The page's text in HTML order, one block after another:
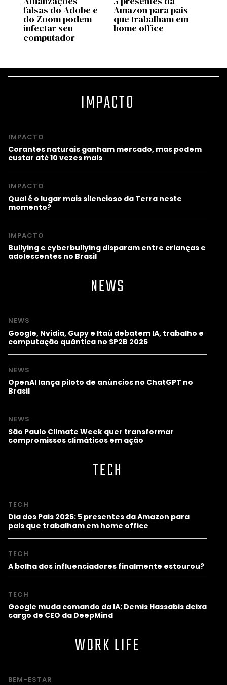
falsas do Adobe e
do Zoom podem
infectar seu
computador
Amazon para pais
que trabalham em
home office
IMPACTO
IMPACTO
Corantes naturais ganham mercado, mas podem
custar até 10 vezes mais
IMPACTO
Qual é o lugar mais silencioso da Terra neste
momento?
IMPACTO
Bullying e cyberbullying disparam entre crianças e
adolescentes no Brasil
NEWS
NEWS
Google, Nvidia, Gupy e Itaú debatem IA, trabalho e
computação quântica no SP2B 2026
NEWS
OpenAI lança piloto de anúncios no ChatGPT no
Brasil
NEWS
São Paulo Climate Week quer transformar
compromissos climáticos em ação
TECH
TECH
Dia dos Pais 2026: 5 presentes da Amazon para
pais que trabalham em home office
TECH
A bolha dos influenciadores finalmente estourou?
TECH
Google muda comando da IA; Demis Hassabis deixa
cargo de CEO da DeepMind
WORK LIFE
BEM-ESTAR